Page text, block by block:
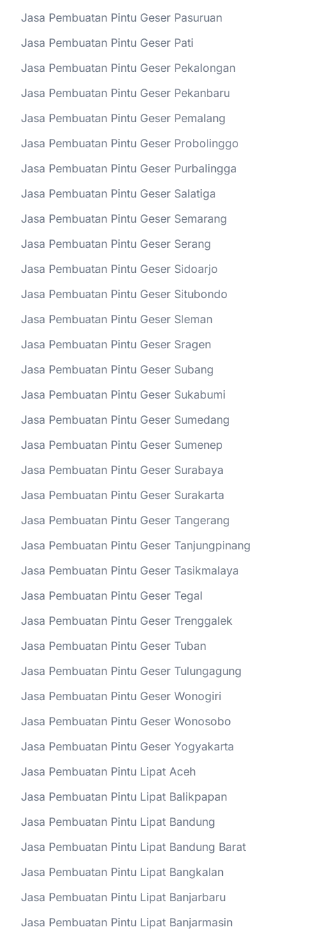
Jasa Pembuatan Pintu Geser Pasuruan
Jasa Pembuatan Pintu Geser Pati
Jasa Pembuatan Pintu Geser Pekalongan
Jasa Pembuatan Pintu Geser Pekanbaru
Jasa Pembuatan Pintu Geser Pemalang
Jasa Pembuatan Pintu Geser Probolinggo
Jasa Pembuatan Pintu Geser Purbalingga
Jasa Pembuatan Pintu Geser Salatiga
Jasa Pembuatan Pintu Geser Semarang
Jasa Pembuatan Pintu Geser Serang
Jasa Pembuatan Pintu Geser Sidoarjo
Jasa Pembuatan Pintu Geser Situbondo
Jasa Pembuatan Pintu Geser Sleman
Jasa Pembuatan Pintu Geser Sragen
Jasa Pembuatan Pintu Geser Subang
Jasa Pembuatan Pintu Geser Sukabumi
Jasa Pembuatan Pintu Geser Sumedang
Jasa Pembuatan Pintu Geser Sumenep
Jasa Pembuatan Pintu Geser Surabaya
Jasa Pembuatan Pintu Geser Surakarta
Jasa Pembuatan Pintu Geser Tangerang
Jasa Pembuatan Pintu Geser Tanjungpinang
Jasa Pembuatan Pintu Geser Tasikmalaya
Jasa Pembuatan Pintu Geser Tegal
Jasa Pembuatan Pintu Geser Trenggalek
Jasa Pembuatan Pintu Geser Tuban
Jasa Pembuatan Pintu Geser Tulungagung
Jasa Pembuatan Pintu Geser Wonogiri
Jasa Pembuatan Pintu Geser Wonosobo
Jasa Pembuatan Pintu Geser Yogyakarta
Jasa Pembuatan Pintu Lipat Aceh
Jasa Pembuatan Pintu Lipat Balikpapan
Jasa Pembuatan Pintu Lipat Bandung
Jasa Pembuatan Pintu Lipat Bandung Barat
Jasa Pembuatan Pintu Lipat Bangkalan
Jasa Pembuatan Pintu Lipat Banjarbaru
Jasa Pembuatan Pintu Lipat Banjarmasin